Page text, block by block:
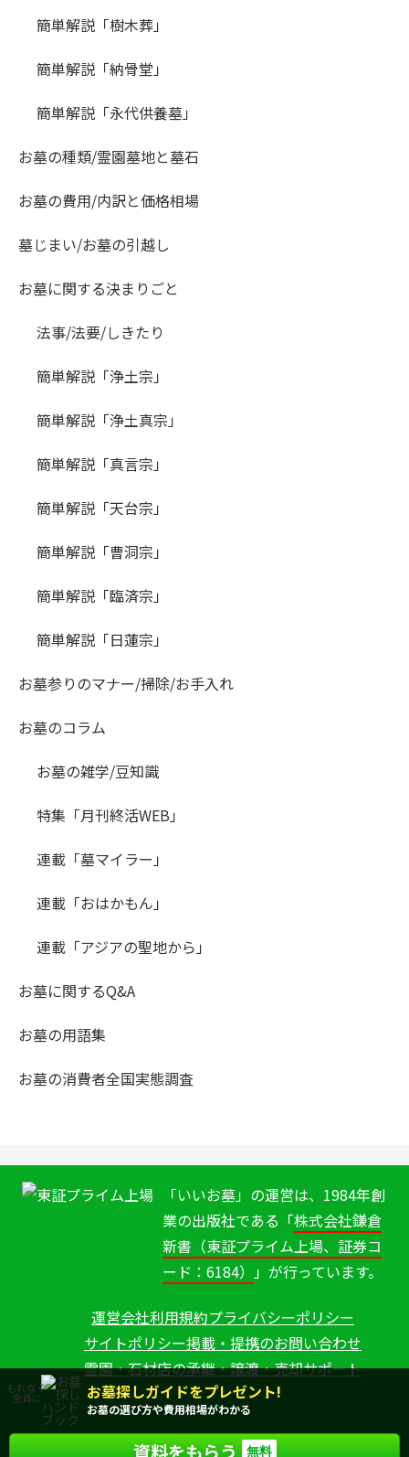
簡単解説「樹木葬」
簡単解説「納骨堂」
簡単解説「永代供養墓」
お墓の種類/霊園墓地と墓石
お墓の費用/内訳と価格相場
墓じまい/お墓の引越し
お墓に関する決まりごと
法事/法要/しきたり
簡単解説「浄土宗」
簡単解説「浄土真宗」
簡単解説「真言宗」
簡単解説「天台宗」
簡単解説「曹洞宗」
簡単解説「臨済宗」
簡単解説「日蓮宗」
お墓参りのマナー/掃除/お手入れ
お墓のコラム
お墓の雑学/豆知識
特集「月刊終活WEB」
連載「墓マイラー」
連載「おはかもん」
連載「アジアの聖地から」
お墓に関するQ&A
お墓の用語集
お墓の消費者全国実態調査
もれなく
全員に お墓探しガイドをプレゼント!
お墓の選び方や費用相場がわかる
資料をもらう 無料
「いいお墓」の運営は、1984年創
業の出版社である「株式会社鎌倉
新書（東証プライム上場、証券コ
ード：6184） 」が行っています。
運営会社利用規約プライバシーポリシー
サイトポリシー掲載・提携のお問い合わせ
霊園・石材店の承継・譲渡・売却サポート
Copyright (C) Kamakura Shinsho, Ltd. All Rights Reserved.